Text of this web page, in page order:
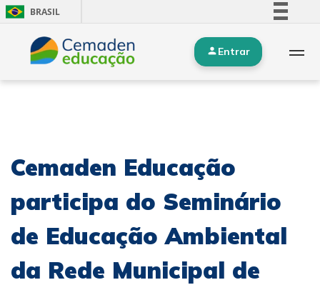
BRASIL
Simplifique!
Comunica BR
Entrar
Cemaden Educação
participa do Seminário
de Educação Ambiental
da Rede Municipal de